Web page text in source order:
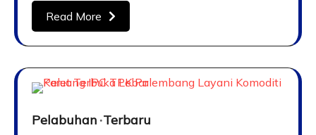
Read More
Pelabuhan Terbaru